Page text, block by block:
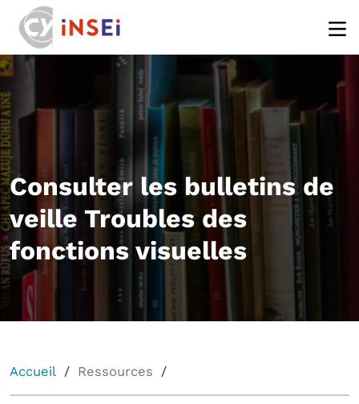
Consulter les bulletins de
veille Troubles des
fonctions visuelles
Accueil Ressources